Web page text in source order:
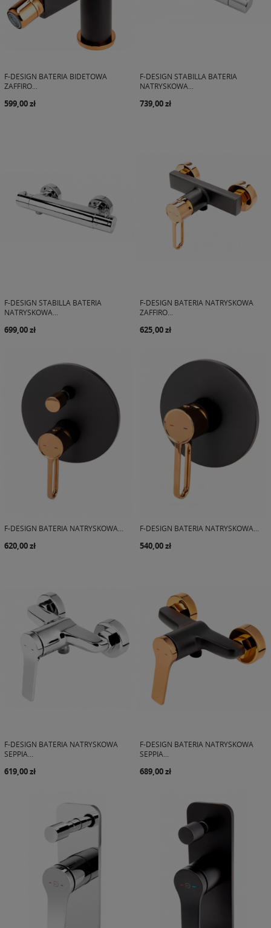
F-DESIGN BATERIA BIDETOWA
ZAFFIRO...
599,00 zł
F-DESIGN STABILLA BATERIA
NATRYSKOWA...
739,00 zł
F-DESIGN STABILLA BATERIA
NATRYSKOWA...
699,00 zł
F-DESIGN BATERIA NATRYSKOWA
ZAFFIRO...
625,00 zł
F-DESIGN BATERIA NATRYSKOWA...
620,00 zł
F-DESIGN BATERIA NATRYSKOWA...
540,00 zł
F-DESIGN BATERIA NATRYSKOWA
SEPPIA...
619,00 zł
F-DESIGN BATERIA NATRYSKOWA
SEPPIA...
689,00 zł